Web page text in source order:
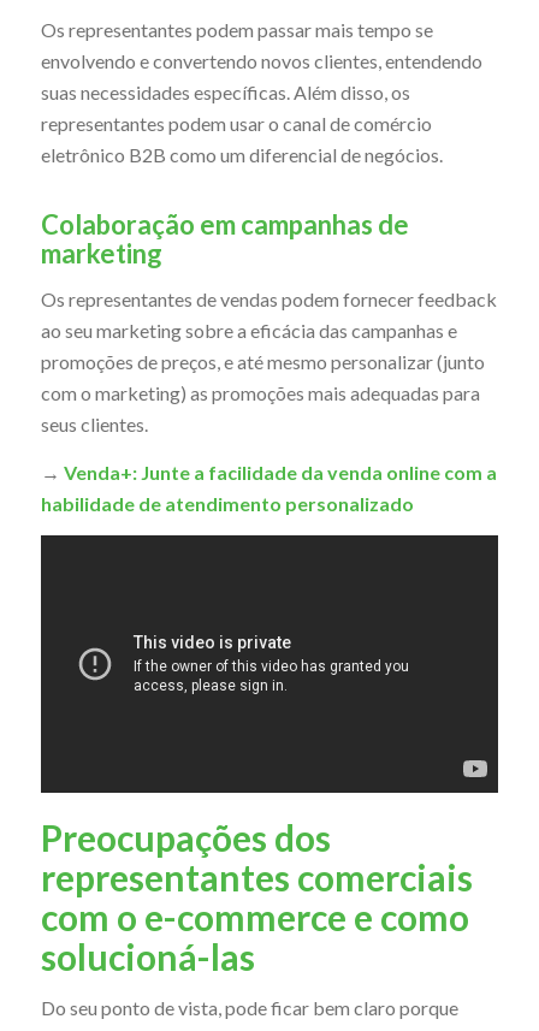
Os representantes podem passar mais tempo se
envolvendo e convertendo novos clientes, entendendo
suas necessidades específicas. Além disso, os
representantes podem usar o canal de comércio
eletrônico B2B como um diferencial de negócios.
Colaboração em campanhas de
marketing
Os representantes de vendas podem fornecer feedback
ao seu marketing sobre a eficácia das campanhas e
promoções de preços, e até mesmo personalizar (junto
com o marketing) as promoções mais adequadas para
seus clientes.
→ Venda+: Junte a facilidade da venda online com a
habilidade de atendimento personalizado
Preocupações dos
representantes comerciais
com o e-commerce e como
solucioná-las
Do seu ponto de vista, pode ficar bem claro porque